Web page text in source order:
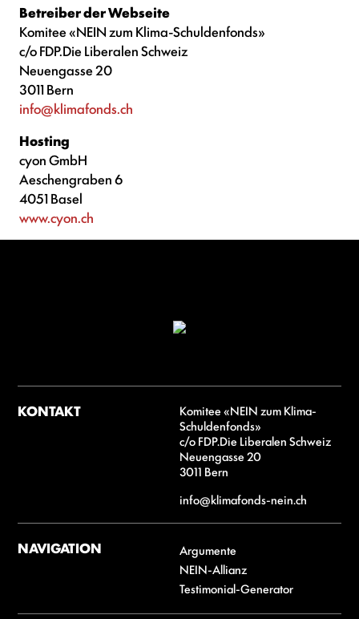
Betreiber der Webseite
Komitee «NEIN zum Klima-Schuldenfonds»
c/o FDP.Die Liberalen Schweiz
Neuengasse 20
3011 Bern
info@klimafonds.ch
Hosting
cyon GmbH
Aeschengraben 6
4051 Basel
www.cyon.ch
KONTAKT
Komitee «NEIN zum Klima-
Schuldenfonds»
c/o FDP.Die Liberalen Schweiz
Neuengasse 20
3011 Bern
info@klimafonds-nein.ch
NAVIGATION
Argumente
NEIN-Allianz
Testimonial-Generator